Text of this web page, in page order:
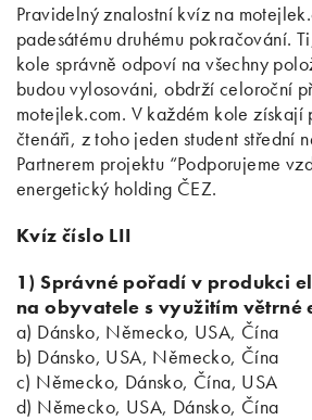
Pravidelný znalostní kvíz na
padesátému druhému pokračování.
kole správně odpoví na všechny
budou vylosováni, obdrží celoroční
motejlek.com. V každém kole získají
čtenáři, z toho jeden student střední
Partnerem projektu “Podporujeme
energetický holding ČEZ.
Kvíz číslo LII
1) Správné pořadí v produkci
na obyvatele s využitím větrné
a) Dánsko, Německo, USA, Čína
b) Dánsko, USA, Německo, Čína
c) Německo, Dánsko, Čína, USA
d) Německo, USA, Dánsko, Čína